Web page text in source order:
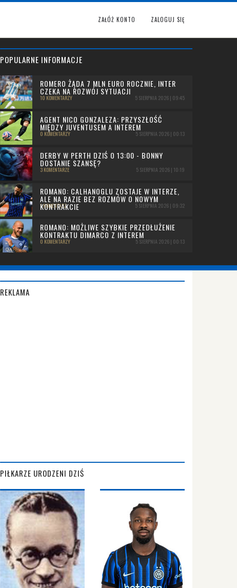
ZAŁÓŻ KONTO ZALOGUJ SIĘ
POPULARNE INFORMACJE
ROMERO ŻĄDA 7 MLN EURO ROCZNIE, INTER
CZEKA NA ROZWÓJ SYTUACJI
10 KOMENTARZY 5 SIERPNIA 2026 | 09:45
AGENT NICO GONZALEZA: PRZYSZŁOŚĆ
MIĘDZY JUVENTUSEM A INTEREM
0 KOMENTARZY 5 SIERPNIA 2026 | 00:13
DERBY W PERTH DZIŚ O 13:00 - BONNY
DOSTANIE SZANSĘ?
3 KOMENTARZE 5 SIERPNIA 2026 | 10:19
ROMANO: CALHANOGLU ZOSTAJE W INTERZE,
ALE NA RAZIE BEZ ROZMÓW O NOWYM
KONTRAKCIE
1 KOMENTARZ 5 SIERPNIA 2026 | 09:32
ROMANO: MOŻLIWE SZYBKIE PRZEDŁUŻENIE
KONTRAKTU DIMARCO Z INTEREM
0 KOMENTARZY 5 SIERPNIA 2026 | 00:13
REKLAMA
PIŁKARZE URODZENI DZIŚ